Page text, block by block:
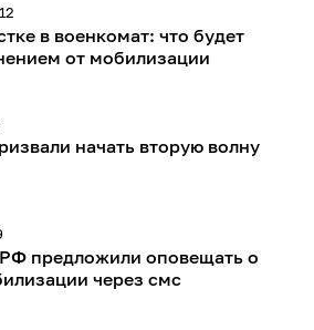
в военкомат: что будет
от мобилизации
начать вторую волну
предложили оповещать о
через смс